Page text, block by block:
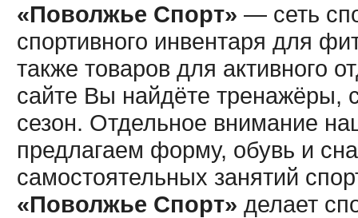
«Поволжье Спорт» — сеть
спортивного инвентаря для
также товаров для активного
сайте Вы найдёте тренажёры,
сезон. Отдельное внимание
предлагаем форму, обувь и
самостоятельных занятий
«Поволжье Спорт» делает